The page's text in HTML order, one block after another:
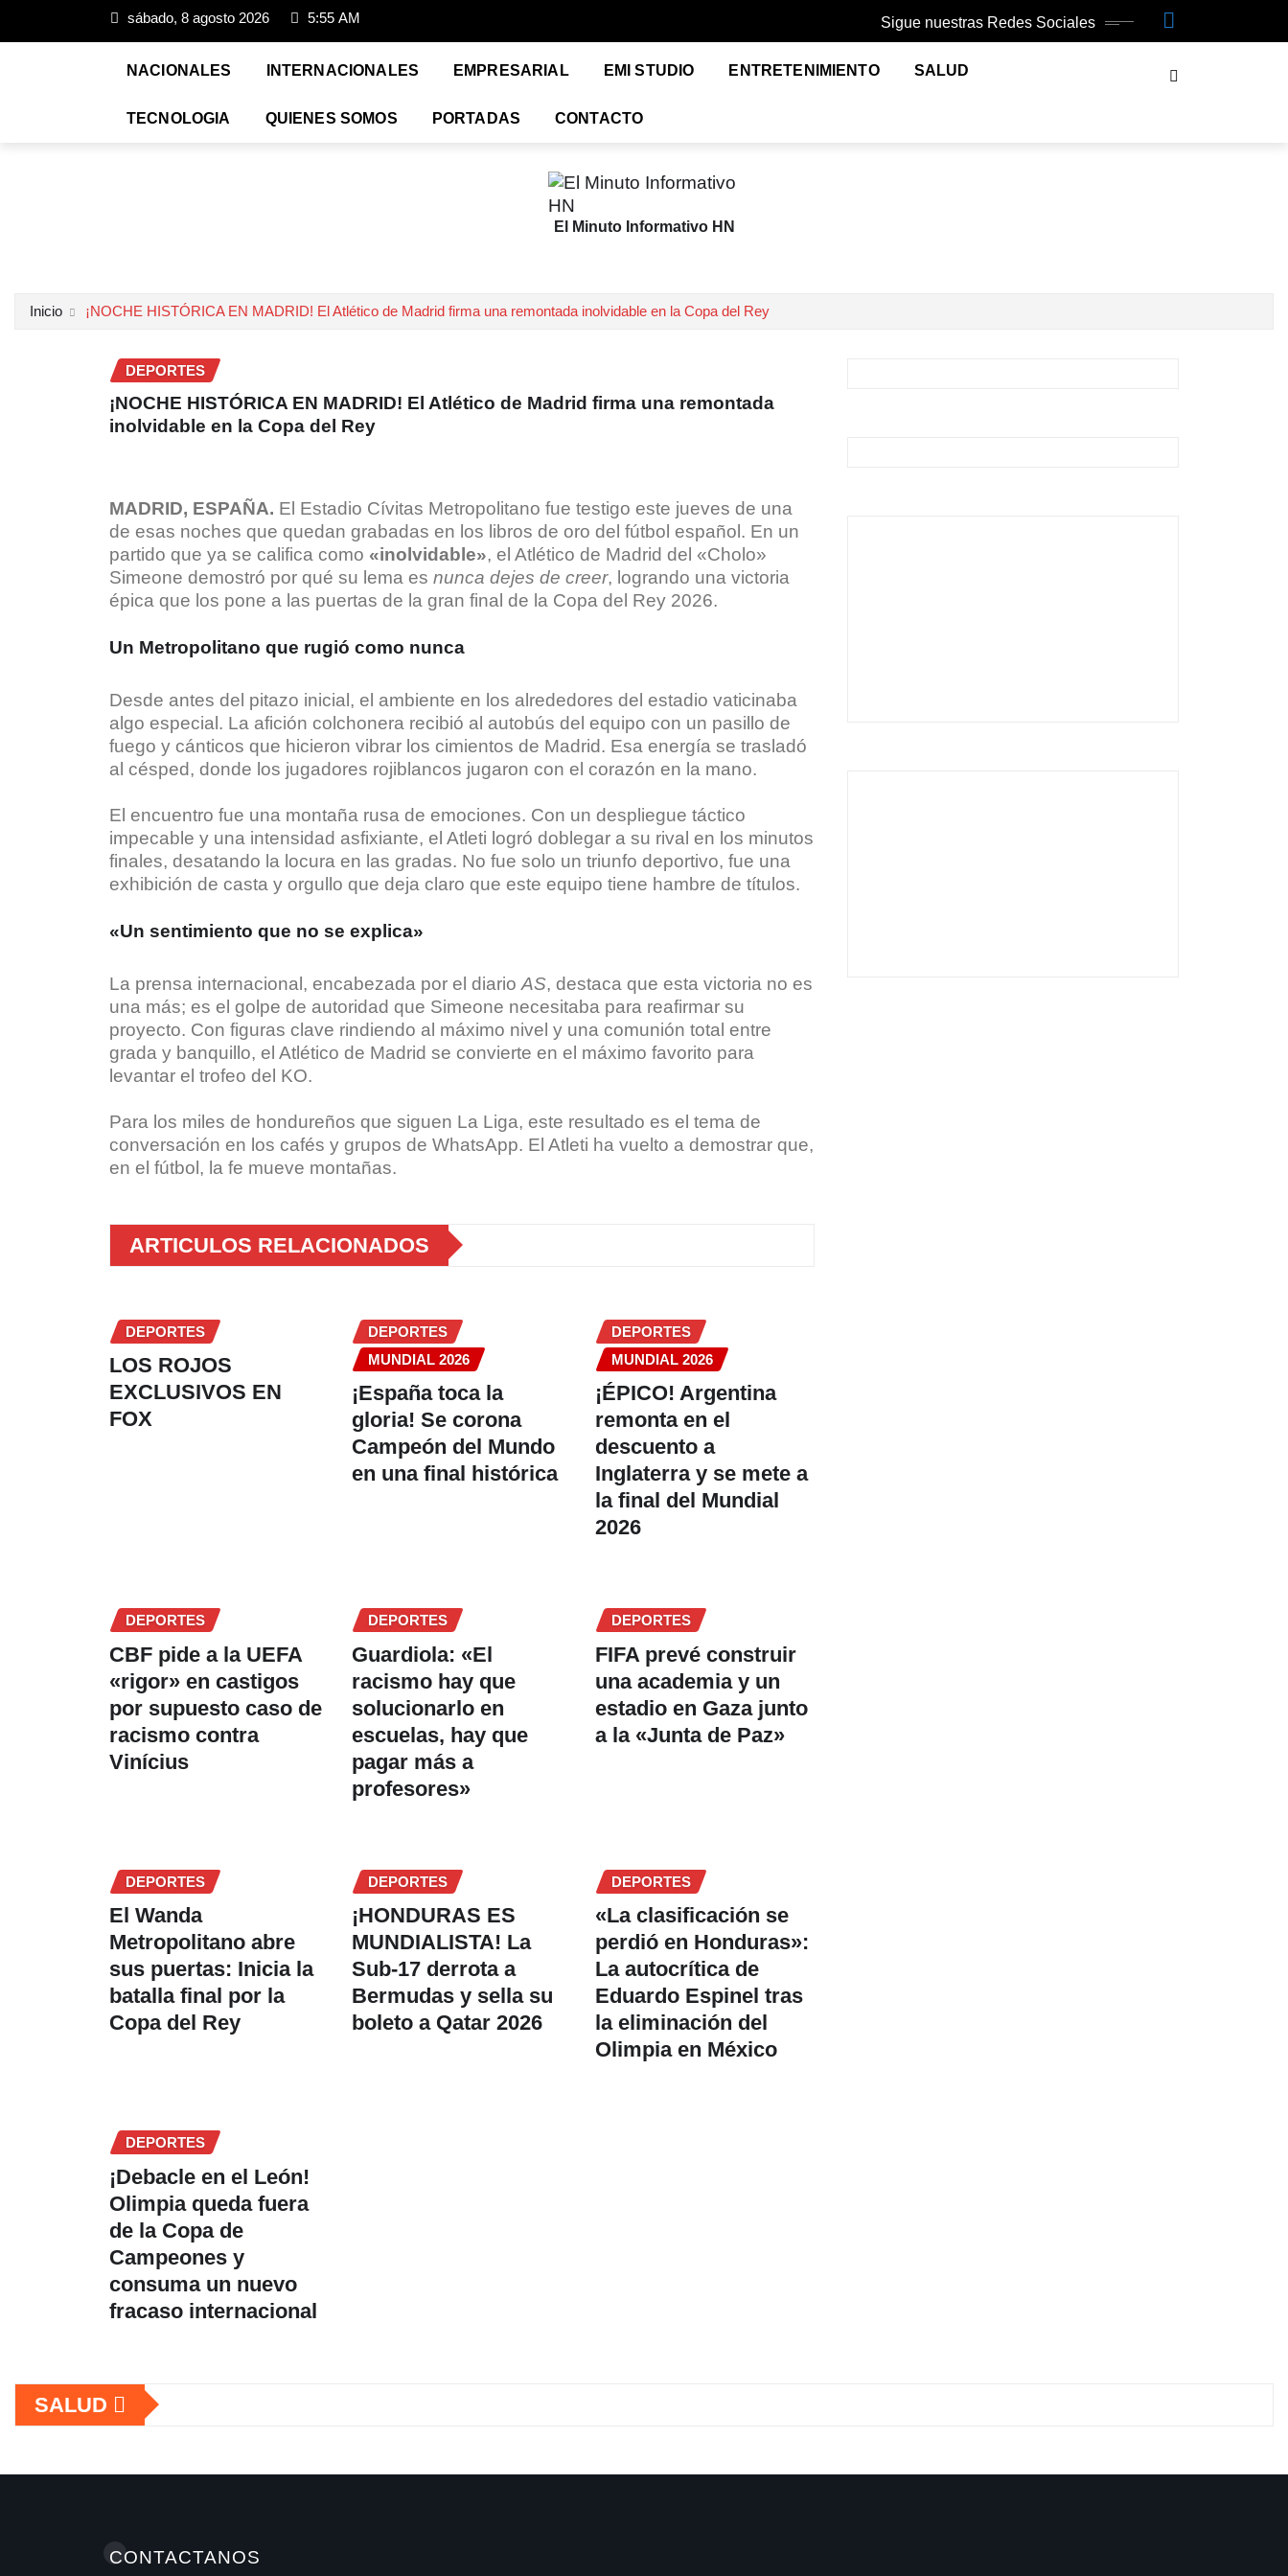
sábado, 8 agosto 2026 5:55 AM Sigue nuestras Redes Sociales
NACIONALES INTERNACIONALES EMPRESARIAL EMI STUDIO ENTRETENIMIENTO SALUD
TECNOLOGIA QUIENES SOMOS PORTADAS CONTACTO
El Minuto Informativo HN
Inicio ¡NOCHE HISTÓRICA EN MADRID! El Atlético de Madrid firma una remontada inolvidable en la Copa del Rey
DEPORTES
¡NOCHE HISTÓRICA EN MADRID! El Atlético de Madrid firma una remontada
inolvidable en la Copa del Rey
MADRID, ESPAÑA. El Estadio Cívitas Metropolitano fue testigo este jueves de una
de esas noches que quedan grabadas en los libros de oro del fútbol español. En un
partido que ya se califica como «inolvidable», el Atlético de Madrid del «Cholo»
Simeone demostró por qué su lema es nunca dejes de creer, logrando una victoria
épica que los pone a las puertas de la gran final de la Copa del Rey 2026.
Un Metropolitano que rugió como nunca
Desde antes del pitazo inicial, el ambiente en los alrededores del estadio vaticinaba
algo especial. La afición colchonera recibió al autobús del equipo con un pasillo de
fuego y cánticos que hicieron vibrar los cimientos de Madrid. Esa energía se trasladó
al césped, donde los jugadores rojiblancos jugaron con el corazón en la mano.
El encuentro fue una montaña rusa de emociones. Con un despliegue táctico
impecable y una intensidad asfixiante, el Atleti logró doblegar a su rival en los minutos
finales, desatando la locura en las gradas. No fue solo un triunfo deportivo, fue una
exhibición de casta y orgullo que deja claro que este equipo tiene hambre de títulos.
«Un sentimiento que no se explica»
La prensa internacional, encabezada por el diario AS, destaca que esta victoria no es
una más; es el golpe de autoridad que Simeone necesitaba para reafirmar su
proyecto. Con figuras clave rindiendo al máximo nivel y una comunión total entre
grada y banquillo, el Atlético de Madrid se convierte en el máximo favorito para
levantar el trofeo del KO.
Para los miles de hondureños que siguen La Liga, este resultado es el tema de
conversación en los cafés y grupos de WhatsApp. El Atleti ha vuelto a demostrar que,
en el fútbol, la fe mueve montañas.
ARTICULOS RELACIONADOS
DEPORTES
LOS ROJOS
EXCLUSIVOS EN
FOX
DEPORTES
MUNDIAL 2026
¡España toca la
gloria! Se corona
Campeón del Mundo
en una final histórica
DEPORTES
MUNDIAL 2026
¡ÉPICO! Argentina
remonta en el
descuento a
Inglaterra y se mete a
la final del Mundial
2026
DEPORTES
CBF pide a la UEFA
«rigor» en castigos
por supuesto caso de
racismo contra
Vinícius
DEPORTES
Guardiola: «El
racismo hay que
solucionarlo en
escuelas, hay que
pagar más a
profesores»
DEPORTES
FIFA prevé construir
una academia y un
estadio en Gaza junto
a la «Junta de Paz»
DEPORTES
El Wanda
Metropolitano abre
sus puertas: Inicia la
batalla final por la
Copa del Rey
DEPORTES
¡HONDURAS ES
MUNDIALISTA! La
Sub-17 derrota a
Bermudas y sella su
boleto a Qatar 2026
DEPORTES
«La clasificación se
perdió en Honduras»:
La autocrítica de
Eduardo Espinel tras
la eliminación del
Olimpia en México
DEPORTES
¡Debacle en el León!
Olimpia queda fuera
de la Copa de
Campeones y
consuma un nuevo
fracaso internacional
SALUD
CONTACTANOS